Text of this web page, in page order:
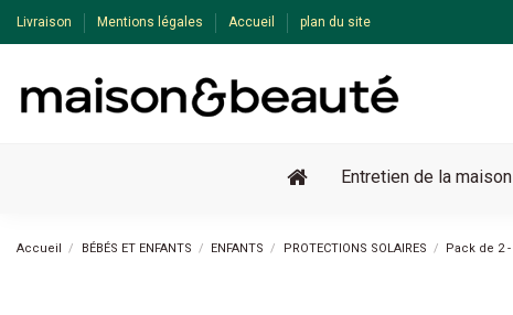
Livraison Mentions légales Accueil plan du site
Entretien de la maison
Accueil BÉBÉS ET ENFANTS ENFANTS PROTECTIONS SOLAIRES Pack de 2